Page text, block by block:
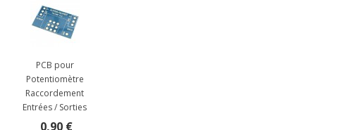
PCB pour
Potentiomètre
Raccordement
Entrées / Sorties
0,90 €